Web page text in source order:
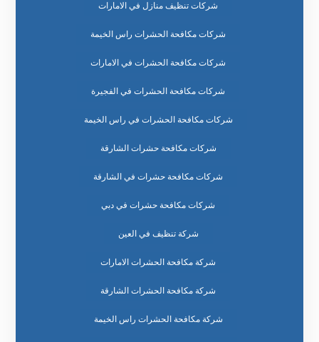
شركات تنظيف منازل في الامارات
شركات مكافحة الحشرات راس الخيمة
شركات مكافحة الحشرات في الامارات
شركات مكافحة الحشرات في الفجيرة
شركات مكافحة الحشرات في راس الخيمة
شركات مكافحة حشرات الشارقة
شركات مكافحة حشرات في الشارقة
شركات مكافحة حشرات في دبي
شركة تنظيف في العين
شركة مكافحة الحشرات الامارات
شركة مكافحة الحشرات الشارقة
شركة مكافحة الحشرات راس الخيمة